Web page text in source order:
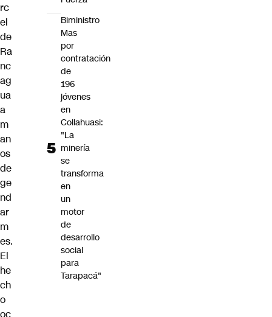
rc
el
de
Ra
nc
ag
ua
a
m
an
os
de
ge
nd
ar
m
es.
El
he
ch
o
oc
Biministro
Mas
por
contratación
de
196
jóvenes
en
Collahuasi:
"La
minería
se
transforma
en
un
motor
de
desarrollo
social
para
Tarapacá"